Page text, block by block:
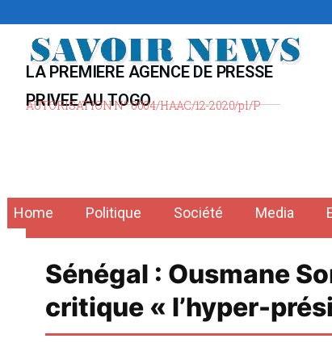
contenu
LA PREMIERE AGENCE DE PRESSE
PRIVEE AU TOGO
AUTORISATION N° 0004/HAAC/12-2020/pl/P
Home Politique Société Media
Sénégal : Ousmane
critique « l’hyper-